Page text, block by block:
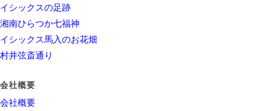
イシックスの足跡
湘南ひらつか七福神
イシックス馬入のお花畑
村井弦斎通り
会社概要
会社概要